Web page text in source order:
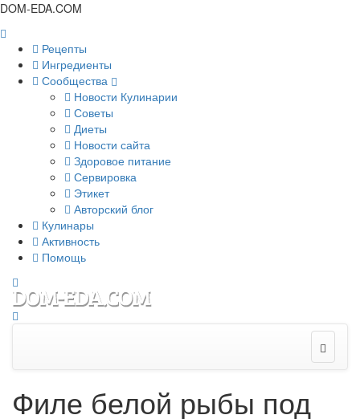
DOM-EDA.COM
Рецепты
Ингредиенты
Сообщества
Новости Кулинарии
Советы
Диеты
Новости сайта
Здоровое питание
Сервировка
Этикет
Авторский блог
Кулинары
Активность
Помощь
Филе белой рыбы под